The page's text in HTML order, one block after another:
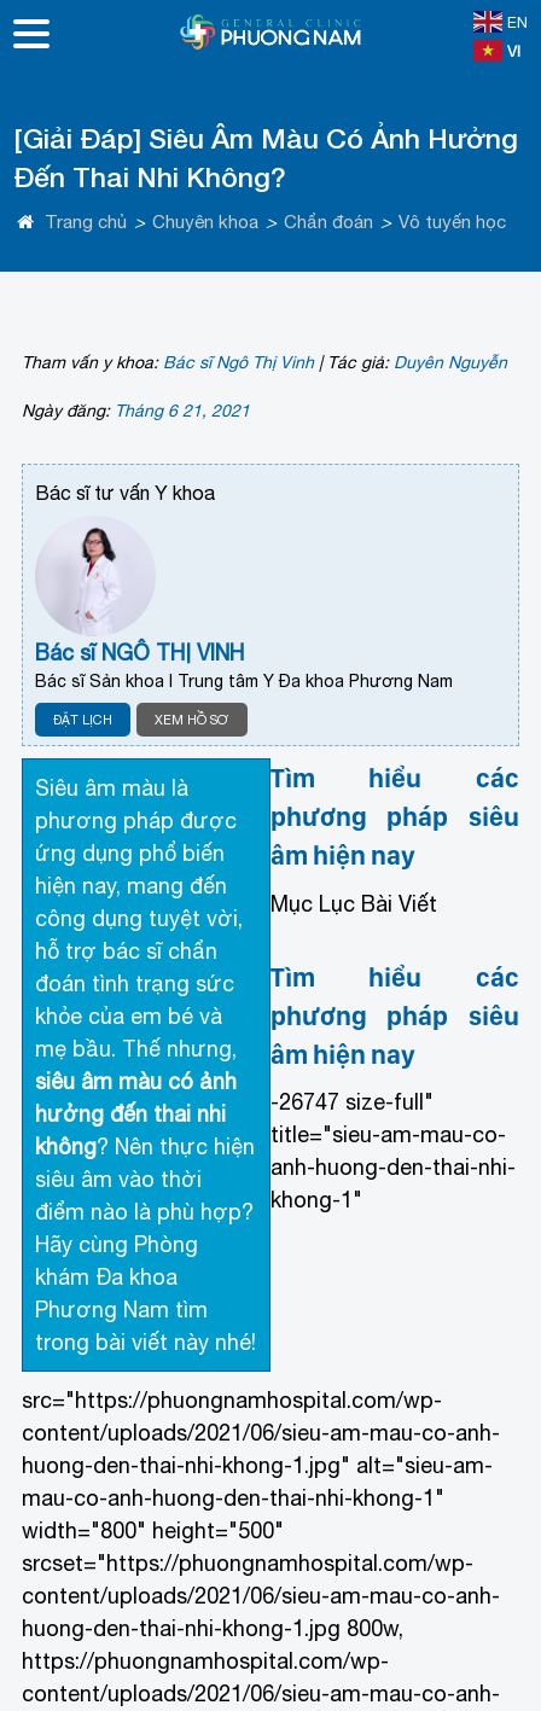
EN
VI
[Giải Đáp] Siêu Âm Màu Có Ảnh Hưởng
Đến Thai Nhi Không?
Trang chủ > Chuyên khoa > Chẩn đoán > Vô tuyến học
Tham vấn y khoa: Bác sĩ Ngô Thị Vinh |Tác giả: Duyên Nguyễn
Ngày đăng: Tháng 6 21, 2021
Bác sĩ tư vấn Y khoa
Bác sĩ NGÔ THỊ VINH
Bác sĩ Sản khoa I Trung tâm Y Đa khoa Phương Nam
ĐẶT LỊCH XEM HỒ SƠ
Siêu âm màu là
phương pháp được
ứng dụng phổ biến
hiện nay, mang đến
công dụng tuyệt vời,
hỗ trợ bác sĩ chẩn
đoán tình trạng sức
khỏe của em bé và
mẹ bầu. Thế nhưng,
siêu âm màu có ảnh
hưởng đến thai nhi
không? Nên thực hiện
siêu âm vào thời
điểm nào là phù hợp?
Hãy cùng Phòng
khám Đa khoa
Phương Nam tìm
trong bài viết này nhé!
Tìm hiểu các
phương pháp siêu
âm hiện nay
Mục Lục Bài Viết
Tìm hiểu các
phương pháp siêu
âm hiện nay
-26747 size-full"
title="sieu-am-mau-co-
anh-huong-den-thai-nhi-
khong-1"
src="https://phuongnamhospital.com/wp-
content/uploads/2021/06/sieu-am-mau-co-anh-
huong-den-thai-nhi-khong-1.jpg" alt="sieu-am-
mau-co-anh-huong-den-thai-nhi-khong-1"
width="800" height="500"
srcset="https://phuongnamhospital.com/wp-
content/uploads/2021/06/sieu-am-mau-co-anh-
huong-den-thai-nhi-khong-1.jpg 800w,
https://phuongnamhospital.com/wp-
content/uploads/2021/06/sieu-am-mau-co-anh-